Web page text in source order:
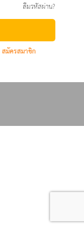
ลืมรหัสผ่าน?
สมัครสมาชิก